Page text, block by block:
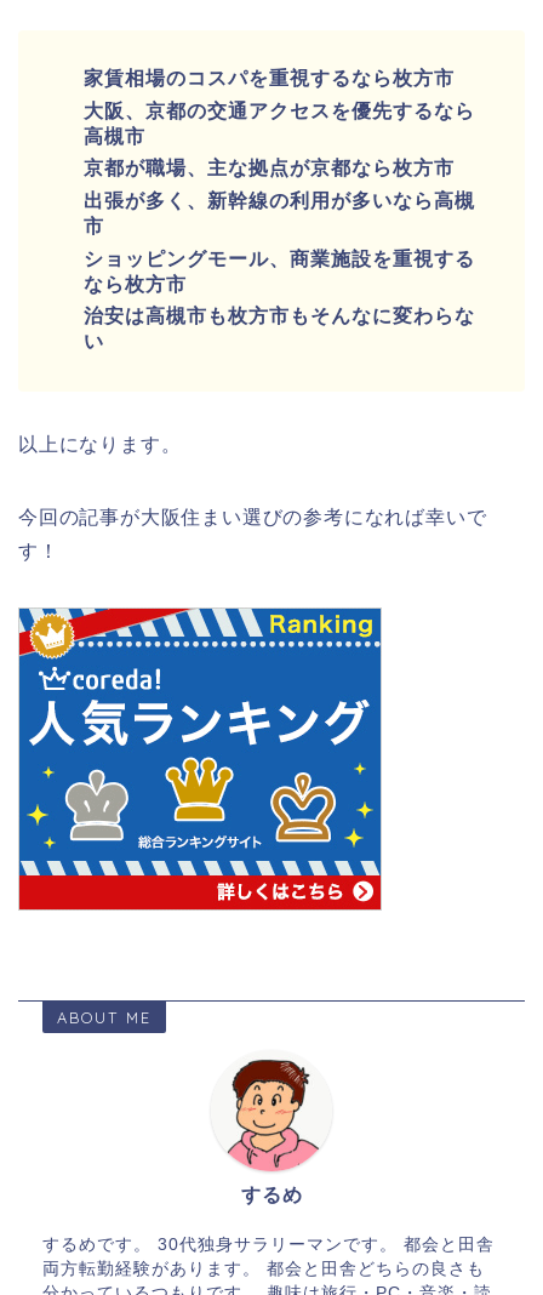
家賃相場のコスパを重視するなら枚方市
大阪、京都の交通アクセスを優先するなら
高槻市
京都が職場、主な拠点が京都なら枚方市
出張が多く、新幹線の利用が多いなら高槻
市
ショッピングモール、商業施設を重視する
なら枚方市
治安は高槻市も枚方市もそんなに変わらな
い
以上になります。
今回の記事が大阪住まい選びの参考になれば幸いで
す！
ABOUT ME
するめ
するめです。 30代独身サラリーマンです。 都会と田舎
両方転勤経験があります。 都会と田舎どちらの良さも